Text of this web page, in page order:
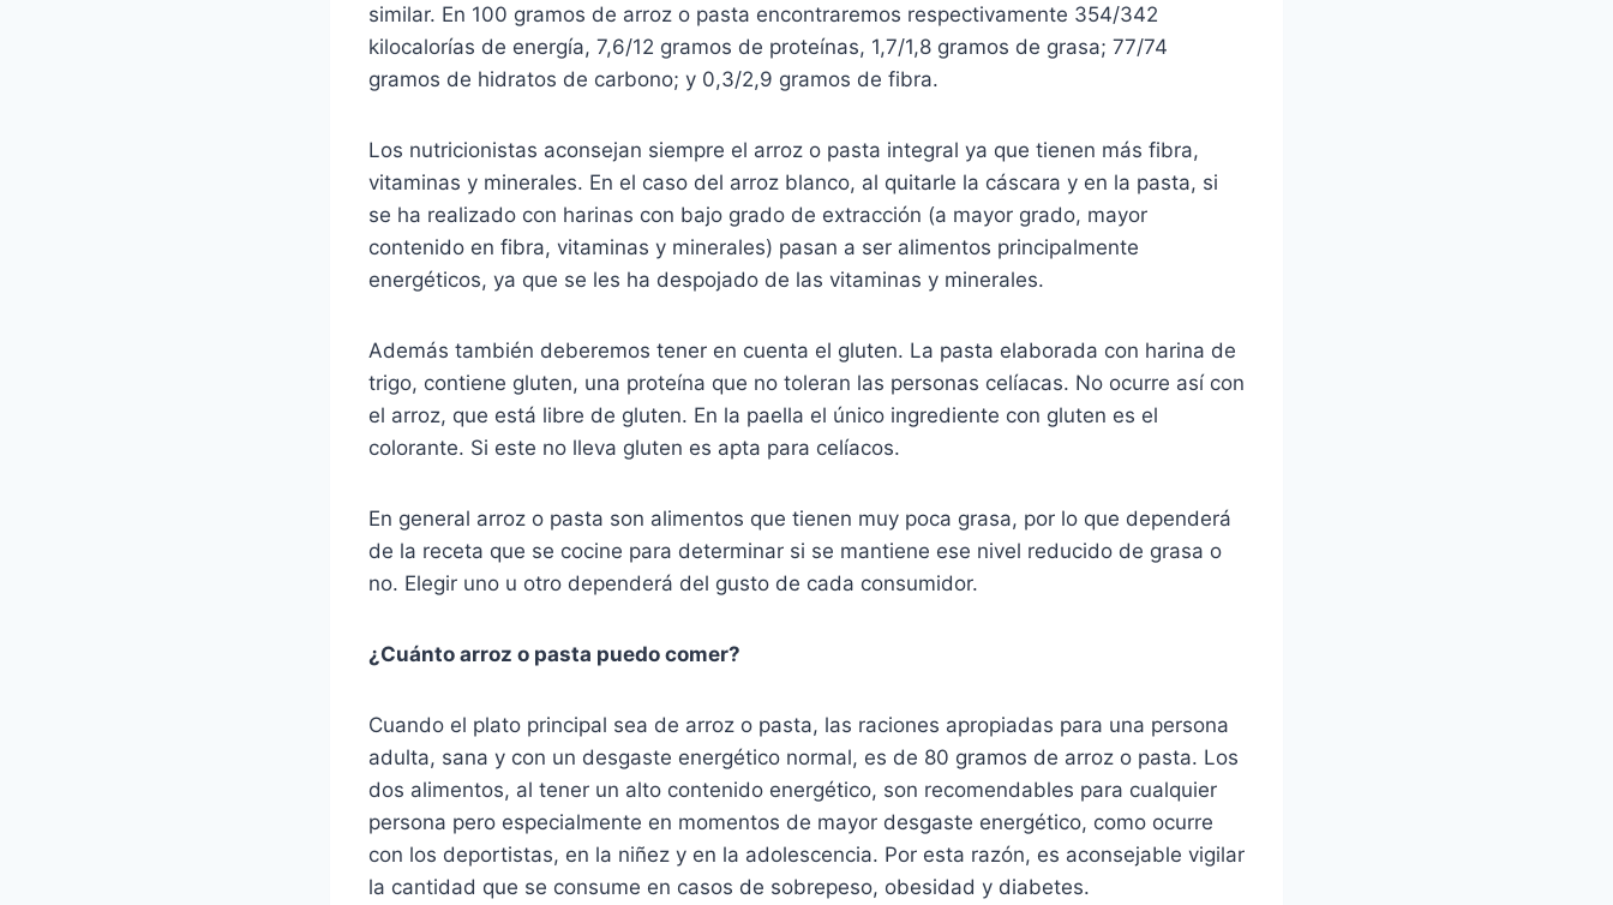
similar. En 100 gramos de arroz o pasta encontraremos respectivamente 354/342
kilocalorías de energía, 7,6/12 gramos de proteínas, 1,7/1,8 gramos de grasa; 77/74
gramos de hidratos de carbono; y 0,3/2,9 gramos de fibra.
Los nutricionistas aconsejan siempre el arroz o pasta integral ya que tienen más fibra,
vitaminas y minerales. En el caso del arroz blanco, al quitarle la cáscara y en la pasta, si
se ha realizado con harinas con bajo grado de extracción (a mayor grado, mayor
contenido en fibra, vitaminas y minerales) pasan a ser alimentos principalmente
energéticos, ya que se les ha despojado de las vitaminas y minerales.
Además también deberemos tener en cuenta el gluten. La pasta elaborada con harina de
trigo, contiene gluten, una proteína que no toleran las personas celíacas. No ocurre así con
el arroz, que está libre de gluten. En la paella el único ingrediente con gluten es el
colorante. Si este no lleva gluten es apta para celíacos.
En general arroz o pasta son alimentos que tienen muy poca grasa, por lo que dependerá
de la receta que se cocine para determinar si se mantiene ese nivel reducido de grasa o
no. Elegir uno u otro dependerá del gusto de cada consumidor.
¿Cuánto arroz o pasta puedo comer?
Cuando el plato principal sea de arroz o pasta, las raciones apropiadas para una persona
adulta, sana y con un desgaste energético normal, es de 80 gramos de arroz o pasta. Los
dos alimentos, al tener un alto contenido energético, son recomendables para cualquier
persona pero especialmente en momentos de mayor desgaste energético, como ocurre
con los deportistas, en la niñez y en la adolescencia. Por esta razón, es aconsejable vigilar
la cantidad que se consume en casos de sobrepeso, obesidad y diabetes.